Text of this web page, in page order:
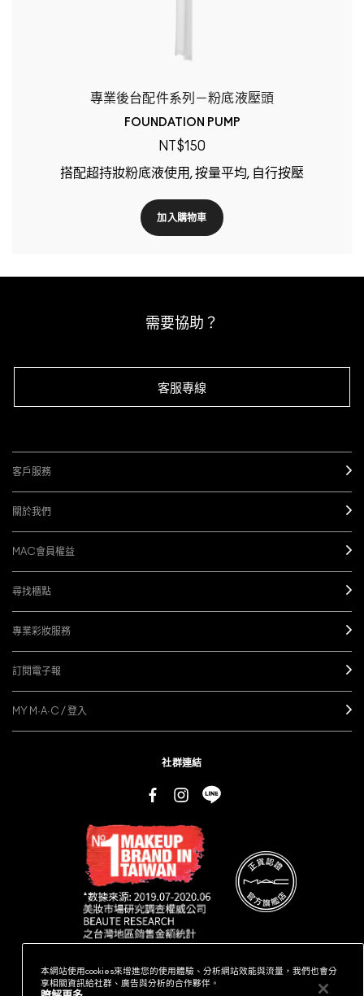
專業後台配件系列－粉底液壓頭
FOUNDATION PUMP
NT$150
搭配超持妝粉底液使用, 按量平均, 自行按壓
加入購物車
需要協助？
客服專線
客戶服務
關於我們
MAC會員權益
尋找櫃點
專業彩妝服務
訂閱電子報
MY M·A·C / 登入
社群連結
隱私權政策
本網站使用cookies來增進您的使用體驗、分析網站效能與流量，我們也會分
享相關資訊給社群、廣告與分析的合作夥伴。